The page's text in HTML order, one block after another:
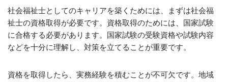
社会福祉士としてのキャリアを築くためには、まずは社会福
祉士の資格取得が必要です。資格取得のためには、国家試験
に合格する必要があります。国家試験の受験資格や試験内容
などを十分に理解し、対策を立てることが重要です。
資格を取得したら、実務経験を積むことが不可欠です。地域